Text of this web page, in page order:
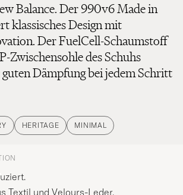
Balance. Der 990v6 Made in
klassisches Design mit
Der FuelCell-Schaumstoff
Zwischensohle des Schuhs
Dämpfung bei jedem Schritt
HERITAGE MINIMAL
Textil und Velours-Leder.